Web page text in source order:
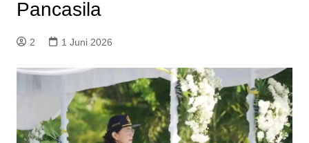
Pancasila
2 1 Juni 2026